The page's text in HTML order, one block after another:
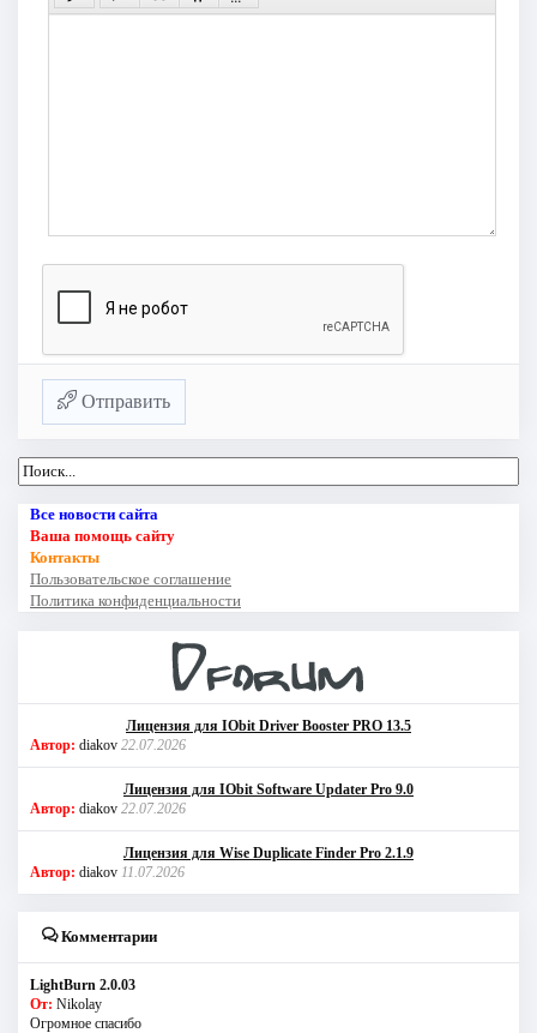
Отправить
Все новости сайта
Ваша помощь сайту
Контакты
Пользовательское соглашение
Политика конфиденциальности
Лицензия для IObit Driver Booster PRO 13.5
Автор: diakov 22.07.2026
Лицензия для IObit Software Updater Pro 9.0
Автор: diakov 22.07.2026
Лицензия для Wise Duplicate Finder Pro 2.1.9
Автор: diakov 11.07.2026
Комментарии
LightBurn 2.0.03
От: Nikolay
Огромное спасибо